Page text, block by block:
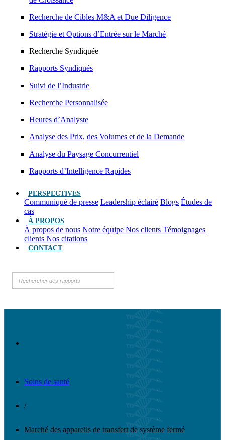
Recherche de Cibles M&A et Due Diligence
Stratégie et Options d’Entrée sur le Marché
Recherche Syndiquée
Rapports Syndiqués
Suivi de l’Industrie
Recherche Personnalisée
Heures d’Analyste
Analyse des Prix, des Volumes et de la Demande
Analyse du Paysage Concurrentiel
Rapports d’Intelligence Rapides
PERSPECTIVES
Communiqué de presse Leadership éclairé Blogs Études de
cas
À PROPOS
À propos de nous Notre équipe Nos clients Témoignages
clients Nos citations
CONTACT
Soins de santé
/
Marché des appareils de transfert de système fermé